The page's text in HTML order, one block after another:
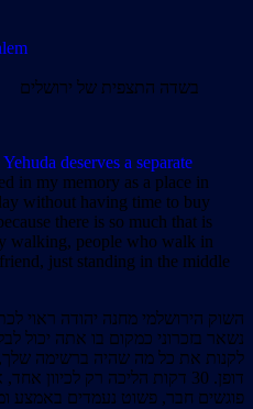
בשדה התצפית של ירושלים
deserves a separate
in my memory as a place in
without having time to buy
there is so much that is
walking, people who walk in
just standing in the middle
השוק הירושלמי מחנה יהודה ראוי
נשאר בזכרוני כמקום בו אתה יכול
לקנות את כל מה שהיה ברשימה שלך,
דופן. 30 דקות הליכה רק
פוגשים חבר, פשוט נעמדים באמצע